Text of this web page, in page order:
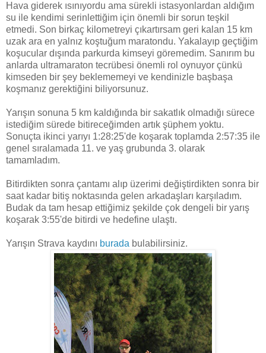
Hava giderek ısınıyordu ama sürekli istasyonlardan aldığım
su ile kendimi serinlettiğim için önemli bir sorun teşkil
etmedi. Son birkaç kilometreyi çıkartırsam geri kalan 15 km
uzak ara en yalnız koştuğum maratondu. Yakalayıp geçtiğim
koşucular dışında parkurda kimseyi göremedim. Sanırım bu
anlarda ultramaraton tecrübesi önemli rol oynuyor çünkü
kimseden bir şey beklememeyi ve kendinizle başbaşa
koşmanız gerektiğini biliyorsunuz.
Yarışın sonuna 5 km kaldığında bir sakatlık olmadığı sürece
istediğim sürede bitireceğimden artık şüphem yoktu.
Sonuçta ikinci yarıyı 1:28:25'de koşarak toplamda 2:57:35 ile
genel sıralamada 11. ve yaş grubunda 3. olarak
tamamladım.
Bitirdikten sonra çantamı alıp üzerimi değiştirdikten sonra bir
saat kadar bitiş noktasında gelen arkadaşları karşıladım.
Budak da tam hesap ettiğimiz şekilde çok dengeli bir yarış
koşarak 3:55'de bitirdi ve hedefine ulaştı.
Yarışın Strava kaydını burada bulabilirsiniz.